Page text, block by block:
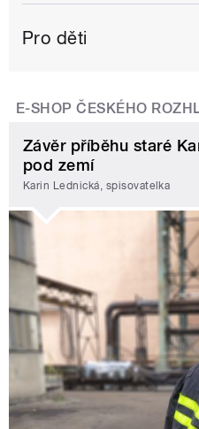
Pro děti
E-SHOP ČESKÉHO
Závěr příběhu staré
pod zemí
Karin Lednická, spisovatelka